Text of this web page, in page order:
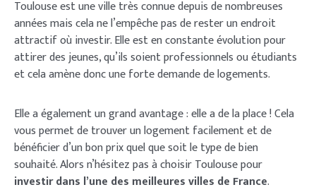
Toulouse est une ville très connue depuis de nombreuses
années mais cela ne l’empêche pas de rester un endroit
attractif où investir. Elle est en constante évolution pour
attirer des jeunes, qu’ils soient professionnels ou étudiants
et cela amène donc une forte demande de logements.
Elle a également un grand avantage : elle a de la place ! Cela
vous permet de trouver un logement facilement et de
bénéficier d’un bon prix quel que soit le type de bien
souhaité. Alors n’hésitez pas à choisir Toulouse pour
investir dans l’une des meilleures villes de France.
Remember Me Lost your password?
SIGN IN
Brief and amiable onboarding is the first thing a new
user sees in the theme.